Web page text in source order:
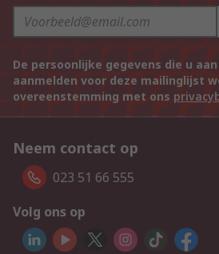
De persoonlijke gegevens die u
aanmelden voor deze mailinglijst
overeenstemming met ons
Neem contact op
023 51 66 555
Volg ons op